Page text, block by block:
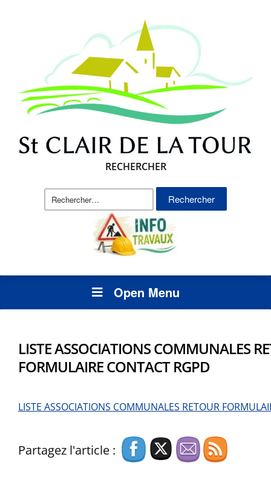
RECHERCHER
Rechercher :
Open Menu
LISTE ASSOCIATIONS COMMUNALES
FORMULAIRE CONTACT RGPD
LISTE ASSOCIATIONS COMMUNALES RETOUR
Partagez l'article :